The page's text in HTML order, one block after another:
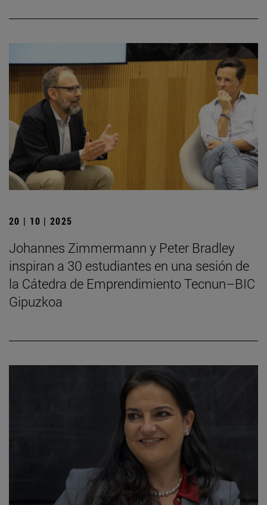
20 | 10 | 2025
Johannes Zimmermann y Peter Bradley
inspiran a 30 estudiantes en una sesión de
la Cátedra de Emprendimiento Tecnun–BIC
Gipuzkoa